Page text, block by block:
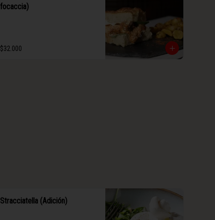
focaccia)
$32.000
Stracciatella (Adición)